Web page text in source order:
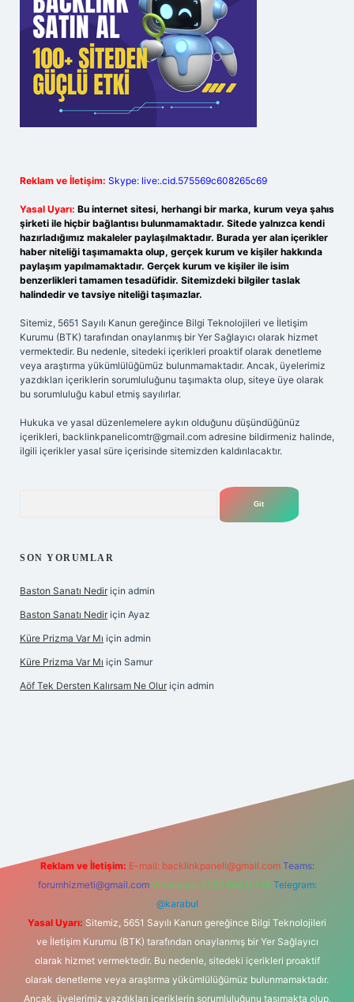
Reklam ve İletişim: Skype: live:.cid.575569c608265c69
Yasal Uyarı: Bu internet sitesi, herhangi bir marka, kurum veya şahıs
şirketi ile hiçbir bağlantısı bulunmamaktadır. Sitede yalnızca kendi
hazırladığımız makaleler paylaşılmaktadır. Burada yer alan içerikler
haber niteliği taşımamakta olup, gerçek kurum ve kişiler hakkında
paylaşım yapılmamaktadır. Gerçek kurum ve kişiler ile isim
benzerlikleri tamamen tesadüfidir. Sitemizdeki bilgiler taslak
halindedir ve tavsiye niteliği taşımazlar.
Sitemiz, 5651 Sayılı Kanun gereğince Bilgi Teknolojileri ve İletişim
Kurumu (BTK) tarafından onaylanmış bir Yer Sağlayıcı olarak hizmet
vermektedir. Bu nedenle, sitedeki içerikleri proaktif olarak denetleme
veya araştırma yükümlülüğümüz bulunmamaktadır. Ancak, üyelerimiz
yazdıkları içeriklerin sorumluluğunu taşımakta olup, siteye üye olarak
bu sorumluluğu kabul etmiş sayılırlar.
Hukuka ve yasal düzenlemelere aykırı olduğunu düşündüğünüz
içerikleri, backlinkpanelicomtr@gmail.com adresine bildirmeniz halinde,
ilgili içerikler yasal süre içerisinde sitemizden kaldırılacaktır.
SON YORUMLAR
Baston Sanatı Nedir için admin
Baston Sanatı Nedir için Ayaz
Küre Prizma Var Mı için admin
Küre Prizma Var Mı için Samur
Aöf Tek Dersten Kalırsam Ne Olur için admin
Reklam ve İletişim: E-mail: backlinkpaneli@gmail.com Teams:
forumhizmeti@gmail.com Whatsapp: 0262 606 0 726 Telegram:
@karabul
Yasal Uyarı: Sitemiz, 5651 Sayılı Kanun gereğince Bilgi Teknolojileri
ve İletişim Kurumu (BTK) tarafından onaylanmış bir Yer Sağlayıcı
olarak hizmet vermektedir. Bu nedenle, sitedeki içerikleri proaktif
olarak denetleme veya araştırma yükümlülüğümüz bulunmamaktadır.
Ancak, üyelerimiz yazdıkları içeriklerin sorumluluğunu taşımakta olup,